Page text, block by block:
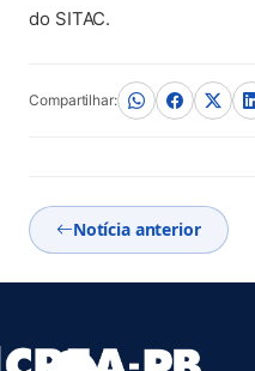
do SITAC.
Compartilhar:
Notícia anterior